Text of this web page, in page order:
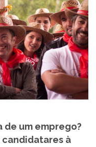
de um emprego?
à